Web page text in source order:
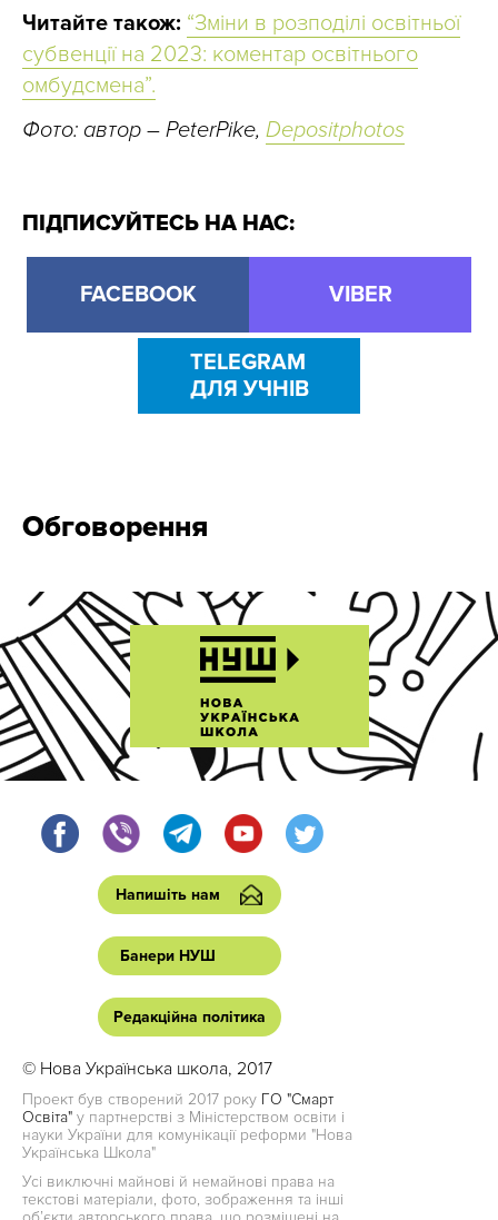
Читайте також: “Зміни в розподілі освітньої
субвенції на 2023: коментар освітнього
омбудсмена”.
Фото: автор – PeterPike, Depositphotos
ПІДПИСУЙТЕСЬ НА НАС:
FACEBOOK VIBER
TELEGRAM
ДЛЯ УЧНІВ
Обговорення
Напишіть нам
Банери НУШ
Редакційна політика
© Нова Українська школа, 2017
Проект був створений 2017 року ГО "Смарт
Освіта" у партнерстві з Міністерством освіти і
науки України для комунікації реформи "Нова
Українська Школа"
Усі виключні майнові й немайнові права на
текстові матеріали, фото, зображення та інші